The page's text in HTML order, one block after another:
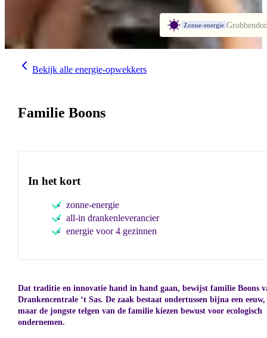
Zonne-energie
Bekijk alle energie-opwekkers
Familie Boons
In het kort
zonne-energie
all-in drankenleverancier
energie voor 4 gezinnen
Dat traditie en innovatie hand in hand gaan, bewijst familie Boons
Drankencentrale ‘t Sas. De zaak bestaat ondertussen bijna een eeuw,
maar de jongste telgen van de familie kiezen bewust voor ecologisch
ondernemen.